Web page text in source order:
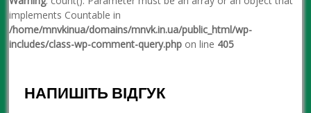
implements Countable in
/home/mnvkinua/domains/mnvk.in.ua/public_html/wp-
includes/class-wp-comment-query.php on line 405
НАПИШІТЬ ВІДГУК